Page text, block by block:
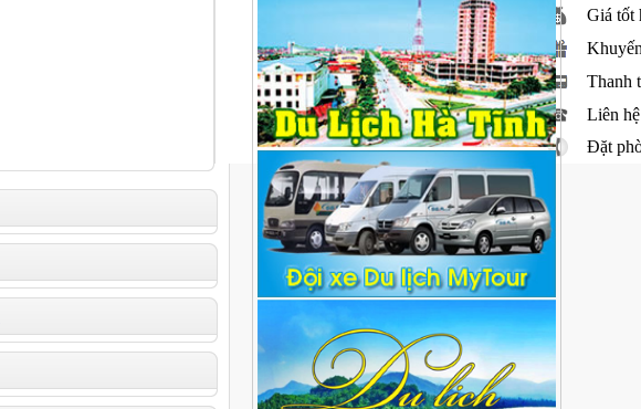
Giá tốt
Thanh
Liên
Đặt